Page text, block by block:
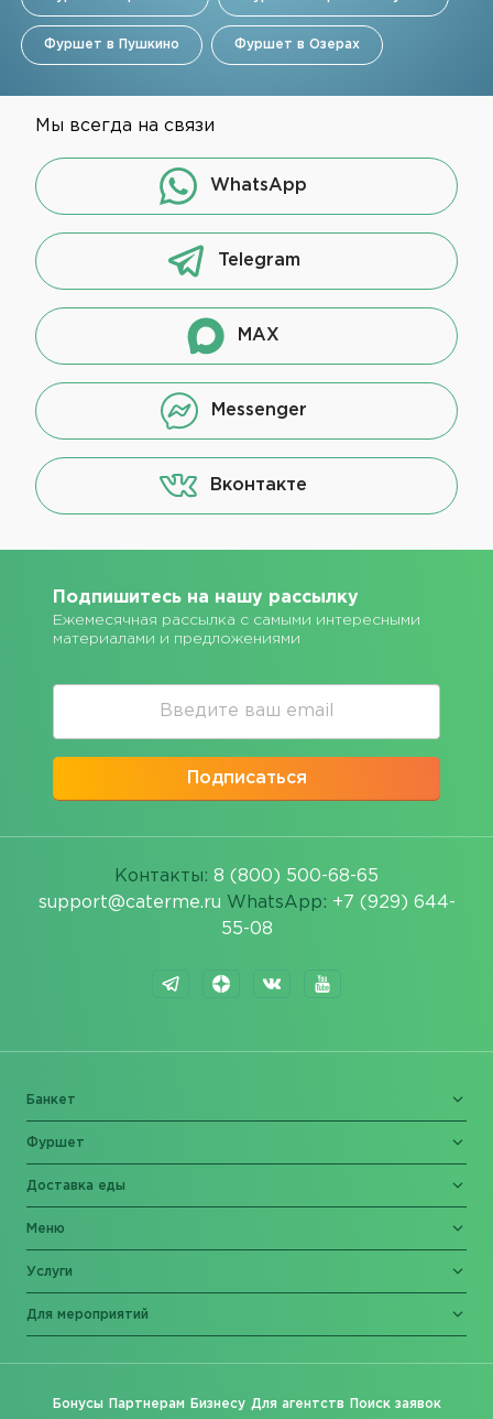
Фуршет в Пушкино Фуршет в Озерах
Мы всегда на связи
WhatsApp
Telegram
MAX
Messenger
Вконтакте
Подпишитесь на нашу рассылку
Ежемесячная рассылка с самыми интересными
материалами и предложениями
Подписаться
Контакты: 8 (800) 500-68-65
support@caterme.ru WhatsApp: +7 (929) 644-
55-08
Банкет
Фуршет
Доставка еды
Меню
Услуги
Для мероприятий
Бонусы Партнерам Бизнесу Для агентств Поиск заявок